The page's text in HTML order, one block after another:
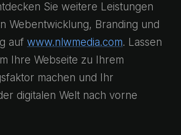
Sie weitere Leistungen
Webentwicklung, Branding und
auf www.nlwmedia.com. Lassen
Ihre Webseite zu Ihrem
machen und Ihr
digitalen Welt nach vorne